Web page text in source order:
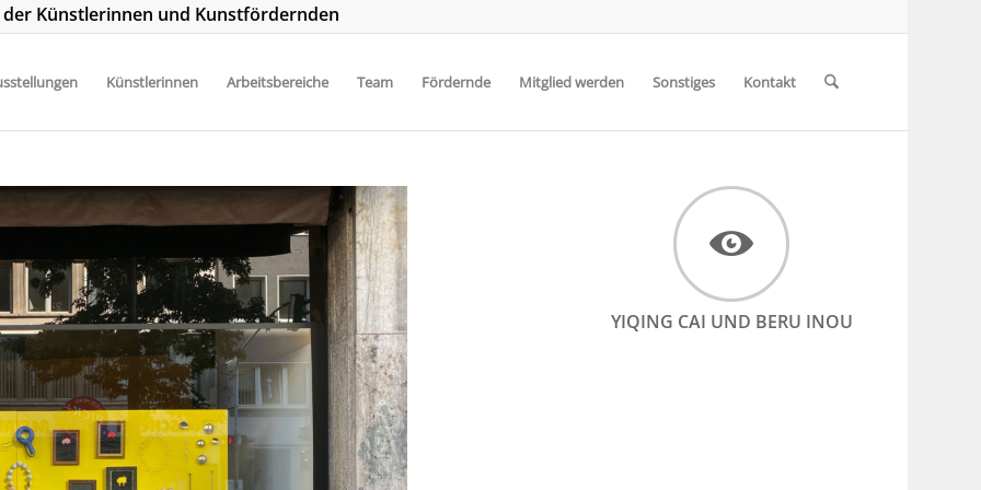
der Künstlerinnen und Kunstfördernden
Künstlerinnen Arbeitsbereiche Team Fördernde Mitglied werden Sonstiges Kontakt
YIQING CAI UND BERU INOU